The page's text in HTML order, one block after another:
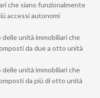
che siano funzionalmente
accessi autonomi
unità immobiliari che
da due a otto unità
unità immobiliari che
da più di otto unità